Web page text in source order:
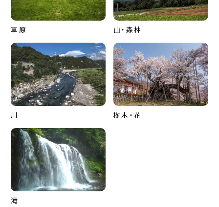
草原 山・森林
川 樹木・花
滝